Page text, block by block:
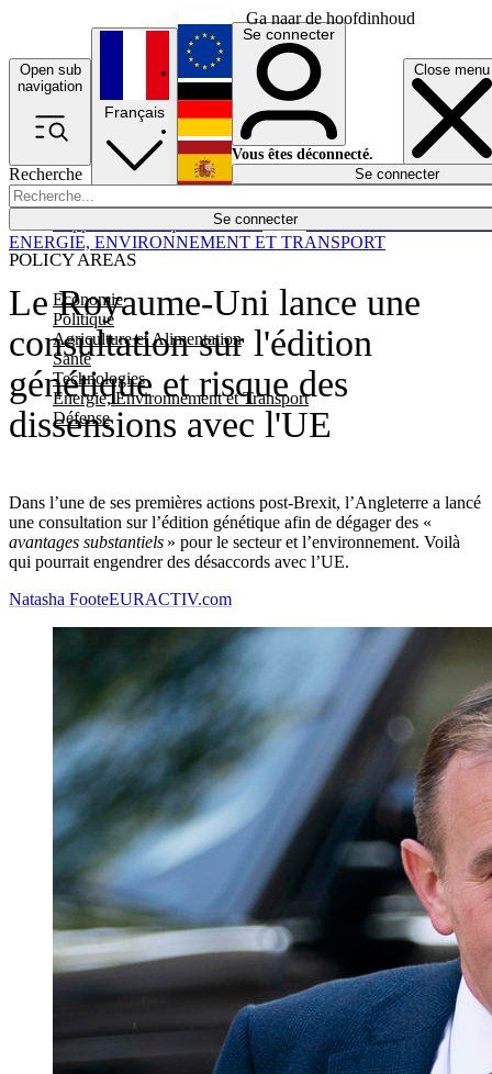
Ga naar de hoofdinhoud
Open sub
navigation
Close menu
Recherche
Se connecter
POLICY AREAS
Economie
Politique
Agriculture et Alimentation
Santé
Technologies
Energie, Environnement et Transport
Défense
Économie
Français
English
Deutsch
Español
Se connecter
Vous êtes déconnecté.
Se connecter
Le Royaume-Uni lance une
consultation sur l'édition
génétique et risque des
dissensions avec l'UE
Dans l’une de ses premières actions post-Brexit, l’Angleterre a lancé
une consultation sur l’édition génétique afin de dégager des «
avantages substantiels » pour le secteur et l’environnement. Voilà
qui pourrait engendrer des désaccords avec l’UE.
ENERGIE, ENVIRONNEMENT ET TRANSPORT
Natasha FooteEURACTIV.com